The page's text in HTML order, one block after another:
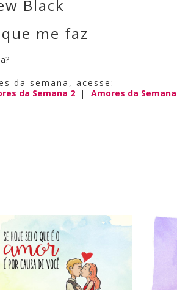
Black
me faz
da semana, acesse:
da Semana 2 | Amores da